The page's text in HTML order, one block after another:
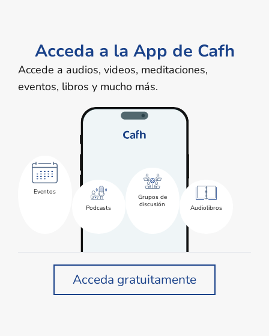
Acceda a la App de Cafh
Accede a audios, videos, meditaciones,
eventos, libros y mucho más.
Eventos
Podcasts
Grupos de
discusión
Audiolibros
Acceda gratuitamente